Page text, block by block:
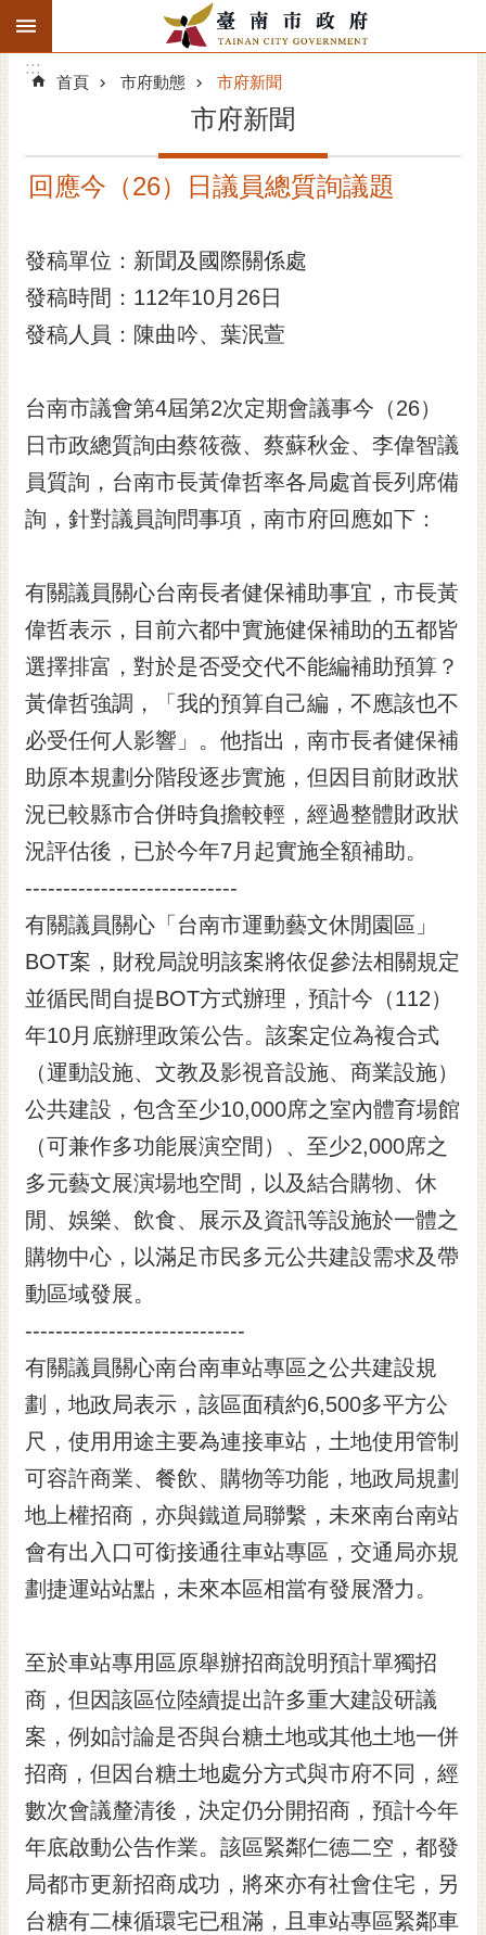
跳到主要內容區塊
搜
階
精彩府城
市府團隊
主題服務
市政資訊
市民互動
黃
螢
光
花
泉
桐
花
祭
網
站
閱
RSS
訂
子
市
信
箱
English
日
本
隱
權
及
安
全
政
網
資
料
放
宣
市
府
交
:::
:::
首頁 市府動態 市府新聞
市府新聞
回應今（26）日議員總質詢議題
發稿單位：新聞及國際關係處
發稿時間：112年10月26日
發稿人員：陳曲吟、葉泯萱
台南市議會第4屆第2次定期會議事今（26）
日市政總質詢由蔡筱薇、蔡蘇秋金、李偉智議
員質詢，台南市長黃偉哲率各局處首長列席備
詢，針對議員詢問事項，南市府回應如下：
有關議員關心台南長者健保補助事宜，市長黃
偉哲表示，目前六都中實施健保補助的五都皆
選擇排富，對於是否受交代不能編補助預算？
黃偉哲強調，「我的預算自己編，不應該也不
必受任何人影響」。他指出，南市長者健保補
助原本規劃分階段逐步實施，但因目前財政狀
況已較縣市合併時負擔較輕，經過整體財政狀
況評估後，已於今年7月起實施全額補助。
----------------------------
有關議員關心「台南市運動藝文休閒園區」
BOT案，財稅局說明該案將依促參法相關規定
並循民間自提BOT方式辦理，預計今（112）
年10月底辦理政策公告。該案定位為複合式
（運動設施、文教及影視音設施、商業設施）
公共建設，包含至少10,000席之室內體育場館
（可兼作多功能展演空間）、至少2,000席之
多元藝文展演場地空間，以及結合購物、休
閒、娛樂、飲食、展示及資訊等設施於一體之
購物中心，以滿足市民多元公共建設需求及帶
動區域發展。
-----------------------------
有關議員關心南台南車站專區之公共建設規
劃，地政局表示，該區面積約6,500多平方公
尺，使用用途主要為連接車站，土地使用管制
可容許商業、餐飲、購物等功能，地政局規劃
地上權招商，亦與鐵道局聯繫，未來南台南站
會有出入口可銜接通往車站專區，交通局亦規
劃捷運站站點，未來本區相當有發展潛力。
至於車站專用區原舉辦招商說明預計單獨招
商，但因該區位陸續提出許多重大建設研議
案，例如討論是否與台糖土地或其他土地一併
招商，但因台糖土地處分方式與市府不同，經
數次會議釐清後，決定仍分開招商，預計今年
年底啟動公告作業。該區緊鄰仁德二空，都發
局都市更新招商成功，將來亦有社會住宅，另
台糖有二棟循環宅已租滿，且車站專區緊鄰車